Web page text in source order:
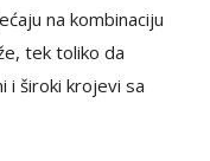
na kombinaciju
tek toliko da
i široki krojevi sa